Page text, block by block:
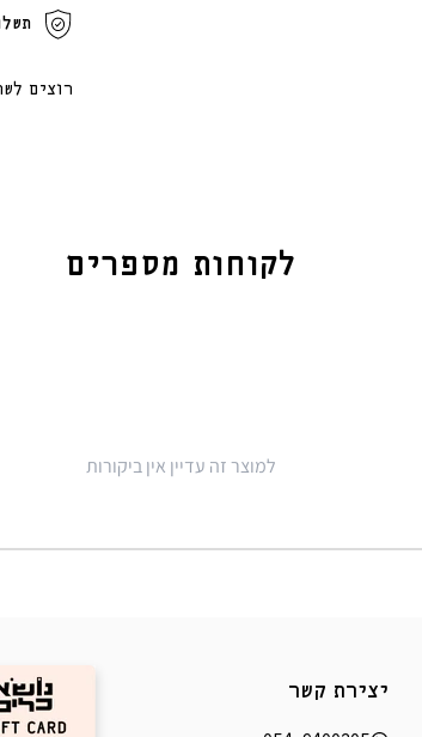
רוצים
לקוחות מספרים
למוצר זה עדיין אין ביקורות
יצירת קשר